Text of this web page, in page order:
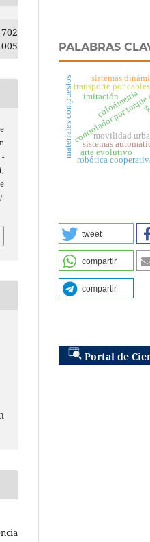
702
-
,
PALABRAS
controlador por
materiales compuestos
movilidad
transporte por cables
sistemas
arte evolutivo
sistemas
colorimetría
imitación
robótica
tweet
compartir
compartir
Portal de